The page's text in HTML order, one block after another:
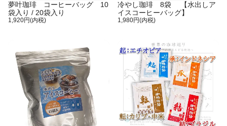
夢叶珈琲 コーヒーバッグ 10
袋入り / 20袋入り
1,920円(内税)
冷やし珈琲 8袋 【水出しア
イスコーヒーバッグ】
1,980円(内税)